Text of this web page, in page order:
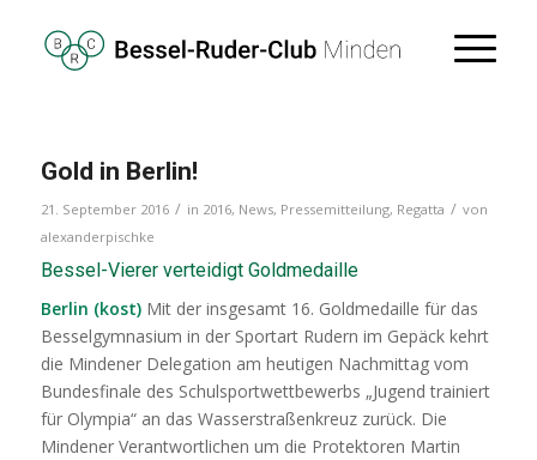
Gold in Berlin!
21. September 2016 / in 2016, News, Pressemitteilung, Regatta / von
alexanderpischke
Bessel-Vierer verteidigt Goldmedaille
Berlin (kost)Mit der insgesamt 16. Goldmedaille für das
Besselgymnasium in der Sportart Rudern im Gepäck kehrt
die Mindener Delegation am heutigen Nachmittag vom
Bundesfinale des Schulsportwettbewerbs „Jugend trainiert
für Olympia“ an das Wasserstraßenkreuz zurück. Die
Mindener Verantwortlichen um die Protektoren Martin